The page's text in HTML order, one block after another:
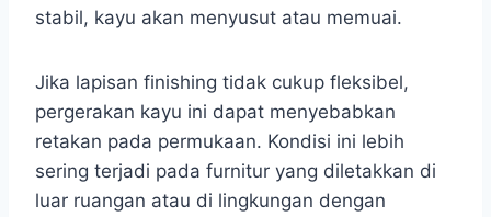
stabil, kayu akan menyusut atau memuai.
Jika lapisan finishing tidak cukup fleksibel,
pergerakan kayu ini dapat menyebabkan
retakan pada permukaan. Kondisi ini lebih
sering terjadi pada furnitur yang diletakkan di
luar ruangan atau di lingkungan dengan